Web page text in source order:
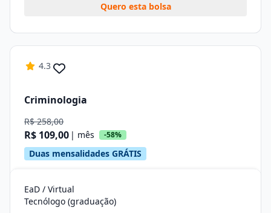
Quero esta bolsa
4.3
Criminologia
R$ 258,00
R$ 109,00 | mês -58%
Duas mensalidades GRÁTIS
EaD / Virtual
Tecnólogo (graduação)